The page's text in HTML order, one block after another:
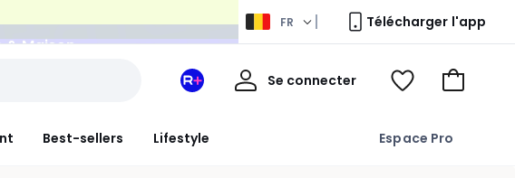
Maison FR Télécharger l'app
Best-sellers Lifestyle Espace Pro
Mon
Redoute
Se connecter
Mon
Voir
Aller